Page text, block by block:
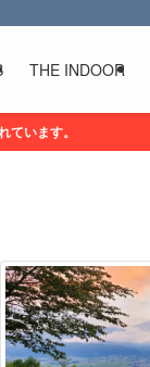
THE INDOOR
います。